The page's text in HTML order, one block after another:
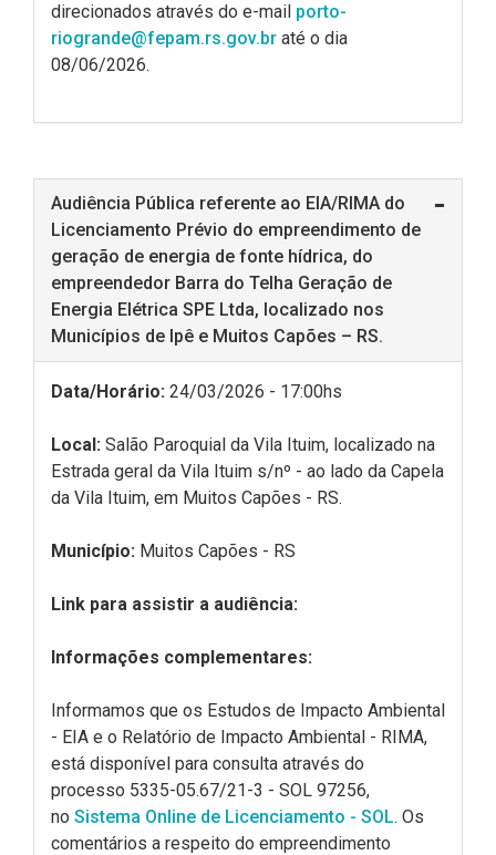
direcionados através do e-mail porto-
riogrande@fepam.rs.gov.br até o dia
08/06/2026.
Audiência Pública referente ao EIA/RIMA do
Licenciamento Prévio do empreendimento de
geração de energia de fonte hídrica, do
empreendedor Barra do Telha Geração de
Energia Elétrica SPE Ltda, localizado nos
Municípios de Ipê e Muitos Capões – RS.
Data/Horário: 24/03/2026 - 17:00hs
Local: Salão Paroquial da Vila Ituim, localizado na
Estrada geral da Vila Ituim s/nº - ao lado da Capela
da Vila Ituim, em Muitos Capões - RS.
Município: Muitos Capões - RS
Link para assistir a audiência:
Informações complementares:
Informamos que os Estudos de Impacto Ambiental
- EIA e o Relatório de Impacto Ambiental - RIMA,
está disponível para consulta através do
processo 5335-05.67/21-3 - SOL 97256,
no Sistema Online de Licenciamento - SOL. Os
comentários a respeito do empreendimento